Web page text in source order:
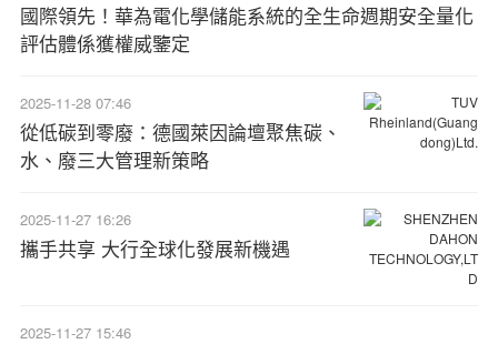
國際領先！華為電化學儲能系統的全生命週期安全量化
評估體係獲權威鑒定
2025-11-28 07:46
從低碳到零廢：德國萊因論壇聚焦碳、
水、廢三大管理新策略
2025-11-27 16:26
攜手共享 大行全球化發展新機遇
2025-11-27 15:46